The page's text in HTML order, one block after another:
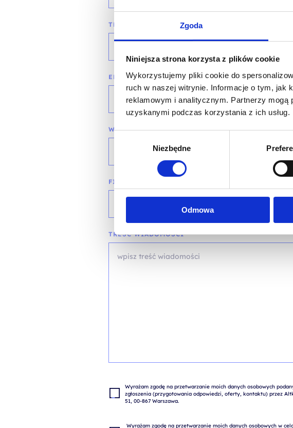
Zgoda
Niniejsza strona korzysta z plików cookie
Wykorzystujemy pliki cookie do
ruch w naszej witrynie. Informacje o tym, jak
reklamowym i analitycznym. Partnerzy mogą
uzyskanymi podczas korzystania z ich usług.
Wybór
Niezbędne
Odmowa
TELEFON KONTAKTOWY*
EMAIL*
WOJEWÓDZTWO*
wybierz województwo
FIRMA
TREŚĆ WIADOMOŚCI*
Wyrażam zgodę na przetwarzanie moich danych osobowych
zgłoszenia (przygotowania odpowiedzi, oferty, kontaktu) przez